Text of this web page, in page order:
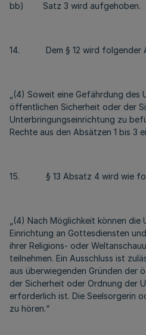
bb) Satz 3 wird aufgehoben.
14. Dem § 12 wird folgender
„(4) Soweit eine Gefährdung
öffentlichen Sicherheit oder der
Unterbringungseinrichtung zu
Rechte aus den Absätzen 1 bis 3
15. § 13 Absatz 4 wird wie
„(4) Nach Möglichkeit können
Einrichtung an Gottesdiensten
ihrer Religions- oder
teilnehmen. Ein Ausschluss ist
aus überwiegenden Gründen der
der Sicherheit oder Ordnung der
erforderlich ist. Die Seelsorgerin
zu hören.“